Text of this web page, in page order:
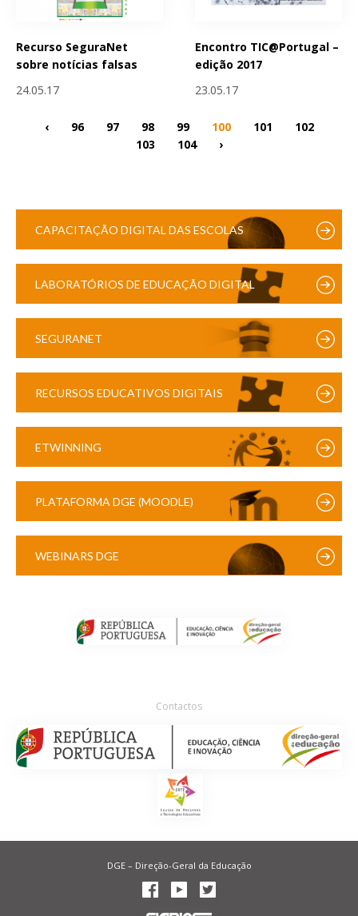
Recurso SeguraNet
sobre notícias falsas
24.05.17
Encontro TIC@Portugal –
edição 2017
23.05.17
‹ 96 97 98 99 100 101
102
103
104 ›
CAPACITAÇÃO DIGITAL DAS ESCOLAS
LABORATÓRIOS DE EDUCAÇÃO DIGITAL
SEGURANET
RECURSOS EDUCATIVOS DIGITAIS
ETWINNING
PLATAFORMA DGE (MOODLE)
WEBINARS DGE
Contactos
DGE – Direção-Geral da Educação